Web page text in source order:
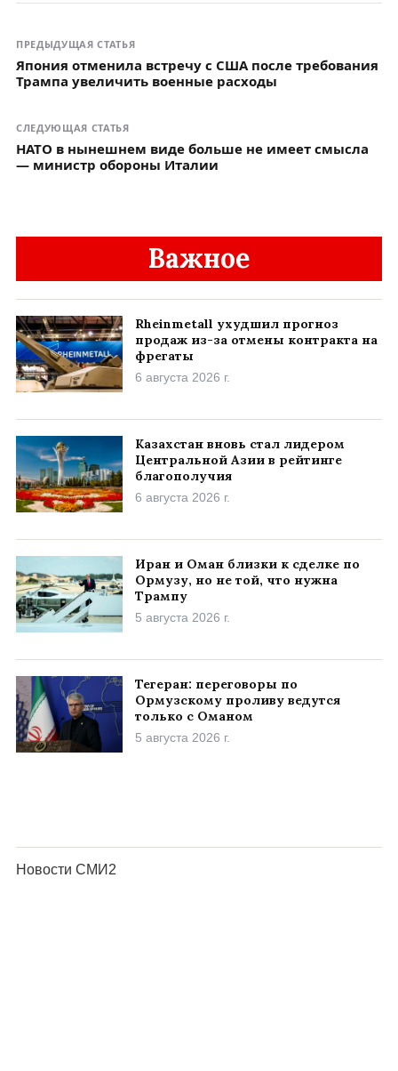
ПРЕДЫДУЩАЯ СТАТЬЯ
Япония отменила встречу с США после требования
Трампа увеличить военные расходы
СЛЕДУЮЩАЯ СТАТЬЯ
НАТО в нынешнем виде больше не имеет смысла
— министр обороны Италии
Важное
Rheinmetall ухудшил прогноз
продаж из-за отмены контракта на
фрегаты
6 августа 2026 г.
Казахстан вновь стал лидером
Центральной Азии в рейтинге
благополучия
6 августа 2026 г.
Иран и Оман близки к сделке по
Ормузу, но не той, что нужна
Трампу
5 августа 2026 г.
Тегеран: переговоры по
Ормузскому проливу ведутся
только с Оманом
5 августа 2026 г.